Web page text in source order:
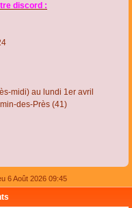
discord :
midi) au lundi 1er avril
des-Près (41)
6 Août 2026 09:45